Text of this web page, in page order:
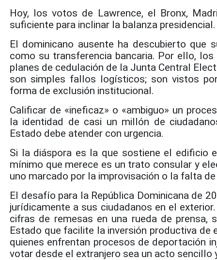
Hoy, los votos de Lawrence, el Bronx,
suficiente para inclinar la balanza presidencial.
El dominicano ausente ha descubierto que
como su transferencia bancaria. Por ello,
planes de cedulación de la Junta Central
son simples fallos logísticos; son vistos
forma de exclusión institucional.
Calificar de «ineficaz» o «ambiguo» un
la identidad de casi un millón de
Estado debe atender con urgencia.
Si la diáspora es la que sostiene el edificio
mínimo que merece es un trato consular y
uno marcado por la improvisación o la falta
El desafío para la República Dominicana de
jurídicamente a sus ciudadanos en el
cifras de remesas en una rueda de prensa,
Estado que facilite la inversión productiva de
quienes enfrentan procesos de deportación
votar desde el extranjero sea un acto sencillo